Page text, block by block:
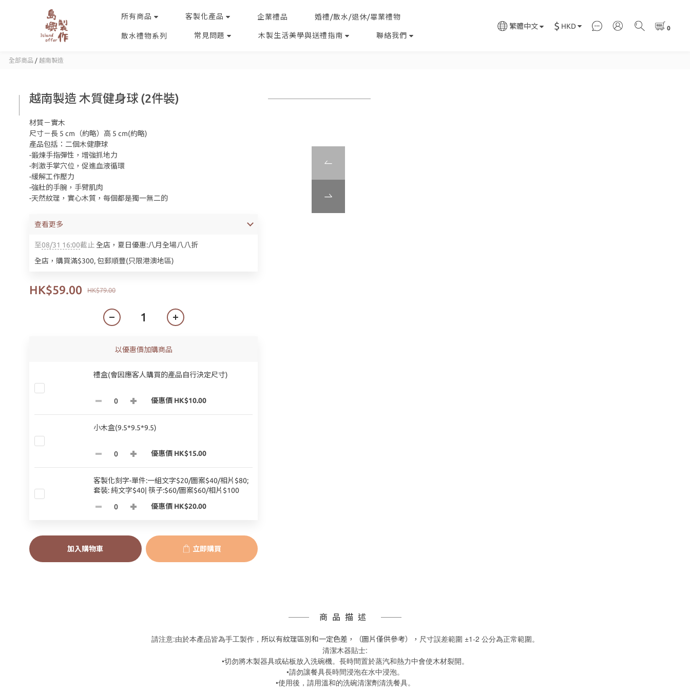
所有商品 客製化產品 企業禮品 婚禮/散水/退休/畢業禮物
散水禮物系列 常見問題 木製生活美學與送禮指南 聯絡我們
繁體中文 $ HKD
全部商品 / 越南製造
越南製造 木質健身球 (2件裝)
材質－實木
尺寸－長 5 cm（約略）高 5 cm(約略)
產品包括：二個木健康球
-鍛煉手指彈性，增強抓地力
-刺激手掌穴位，促進血液循環
-緩解工作壓力
-強壯的手腕，手臂肌肉
-天然紋理，實心木質，每個都是獨一無二的
至08/31 16:00截止全店，夏日優惠:八月全場八八折
全店，購買滿$300, 包郵順豐(只限港澳地區)
查看更多
HK$79.00
HK$59.00
以優惠價加購商品
禮盒(會因應客人購買的產品自行決定尺寸)
優惠價 HK$10.00
小木盒(9.5*9.5*9.5)
優惠價 HK$15.00
客製化刻字-單件:一組文字$20/圖案$40/相片$80;
套裝: 純文字$40| 筷子:$60/圖案$60/相片$100
優惠價 HK$20.00
加入購物車 立即購買
商品描述
請注意:由於本產品皆為手工製作， 所以有紋理區別和一定色差，（圖片僅供參考）， 尺寸誤差範圍 ±1-2 公分為正常範圍。
清潔木器貼士:
•切勿將木製器具或砧板放入洗碗機。長時間置於蒸汽和熱力中會使木材裂開。
•請勿讓餐具長時間浸泡在水中浸泡。
•使用後，請用溫和的洗碗清潔劑清洗餐具。